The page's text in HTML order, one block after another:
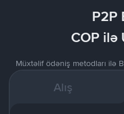
P2P
COP ilə
Müxtəlif ödəniş metodları ilə
Alış